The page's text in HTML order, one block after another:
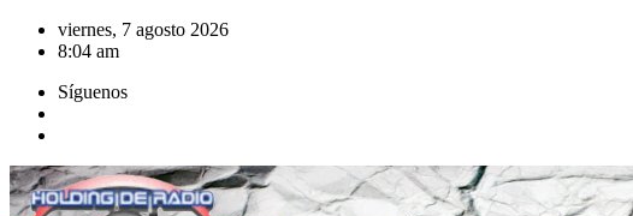
Saltar
viernes, 7 agosto 2026
8:04 am
Síguenos